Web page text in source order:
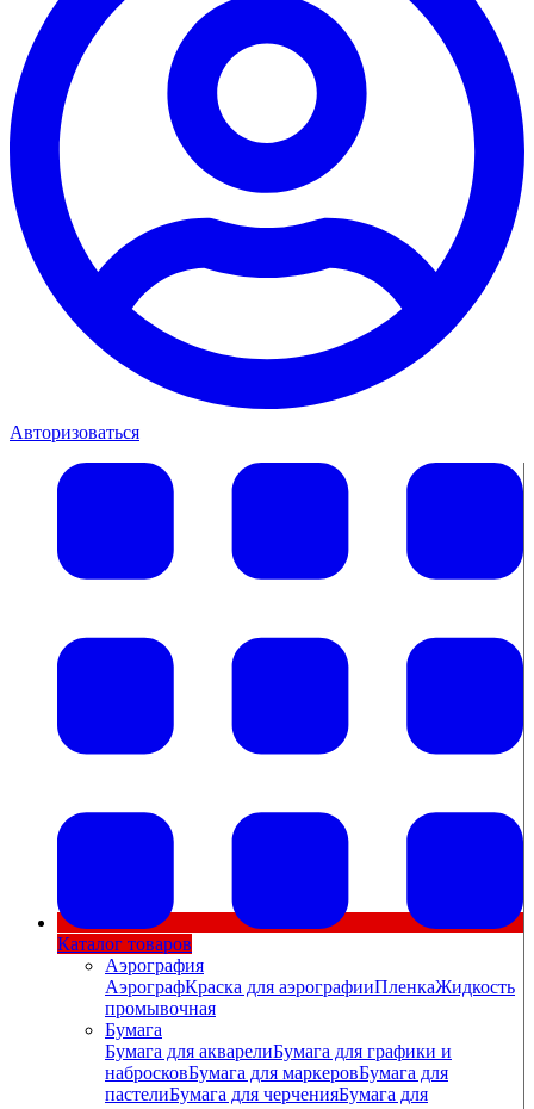
Авторизоваться
Каталог товаров
Аэрография
АэрографКраска для аэрографииПленкаЖидкость
промывочная
Бумага
Бумага для акварелиБумага для графики и
набросковБумага для маркеровБумага для
пастелиБумага для черченияБумага для